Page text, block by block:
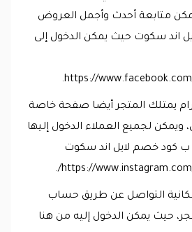
متابعة أحدث وأجمل العروض
اند سكوت حيث يمكن الدخول إلى
https://
يمتلك المتجر أيضا صفحة خاصة
ويمكن لجميع العملاء الدخول إليها
ب كود خصم لايل اند سكوت
https://
التواصل عن طريق حساب
حيث يمكن الدخول إليه من هنا